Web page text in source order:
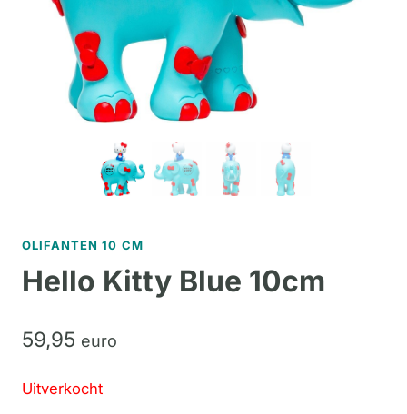
OLIFANTEN 10 CM
Hello Kitty Blue 10cm
59,95 euro
Uitverkocht